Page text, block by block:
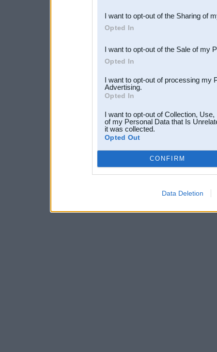
Downstream Participants
third parties.
I want to opt-out of the Sharing of
Opted In
I want to opt-out of the Sale of my
Opted In
I want to opt-out of processing my
Advertising.
Opted In
I want to opt-out of Collection,
of my Personal Data that Is
it was collected.
Opted Out
CONFIRM
Data Deletion